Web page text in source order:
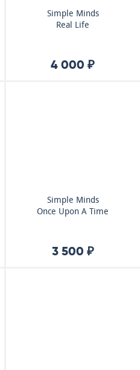
Simple Minds
Real Life
4 000 ₽
Simple Minds
Once Upon A Time
3 500 ₽